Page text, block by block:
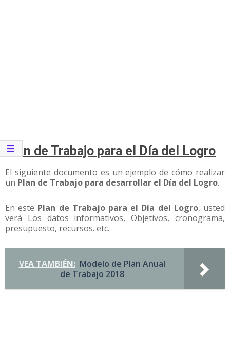
Plan de Trabajo para el Día del Logro
El siguiente documento es un ejemplo de cómo realizar
un Plan de Trabajo para desarrollar el Día del Logro.
En este Plan de Trabajo para el Día del Logro, usted
verá Los datos informativos, Objetivos, cronograma,
presupuesto, recursos. etc.
VEA TAMBIÉN: Modelo de Plan Anual
de Trabajo 2018